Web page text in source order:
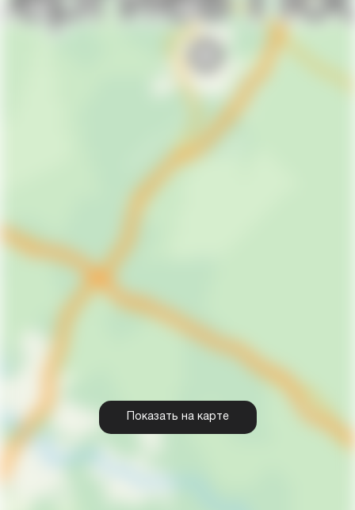
Показать на карте